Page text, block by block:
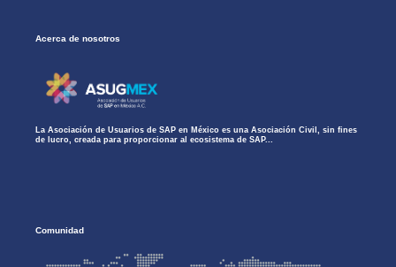
Acerca de nosotros
La Asociación de Usuarios de SAP en México es una Asociación Civil, sin fines
de lucro, creada para proporcionar al ecosistema de SAP...
Comunidad